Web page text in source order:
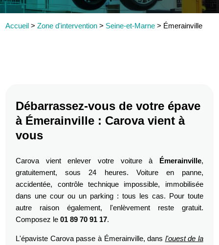
Accueil >Zone d'intervention > Seine-et-Marne > Émerainville
Débarrassez-vous de votre épave
à Émerainville : Carova vient à
vous
Carova vient enlever votre voiture à Émerainville,
gratuitement, sous 24 heures. Voiture en panne,
accidentée, contrôle technique impossible, immobilisée
dans une cour ou un parking : tous les cas. Pour toute
autre raison également, l'enlèvement reste gratuit.
Composez le01 89 70 91 17.
L'épaviste Carova passe à Émerainville, dans l'ouest de la